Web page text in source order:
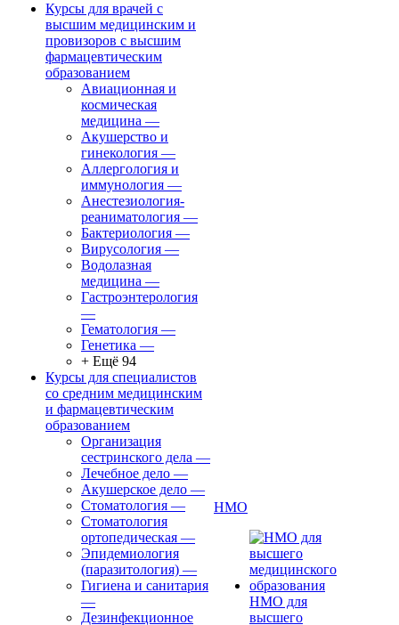
Курсы для врачей с
высшим медицинским и
провизоров с высшим
фармацевтическим
образованием
Авиационная и
космическая
медицина —
Акушерство и
гинекология —
Аллергология и
иммунология —
Анестезиология-
реаниматология —
Бактериология —
Вирусология —
Водолазная
медицина —
Гастроэнтерология
—
Гематология —
Генетика —
+ Ещё 94
Курсы для специалистов
со средним медицинским
и фармацевтическим
образованием
Организация
сестринского дела —
Лечебное дело —
Акушерское дело —
Стоматология —
Стоматология
ортопедическая —
Эпидемиология
(паразитология) —
Гигиена и санитария
—
Дезинфекционное
НМО
НМО для
высшего